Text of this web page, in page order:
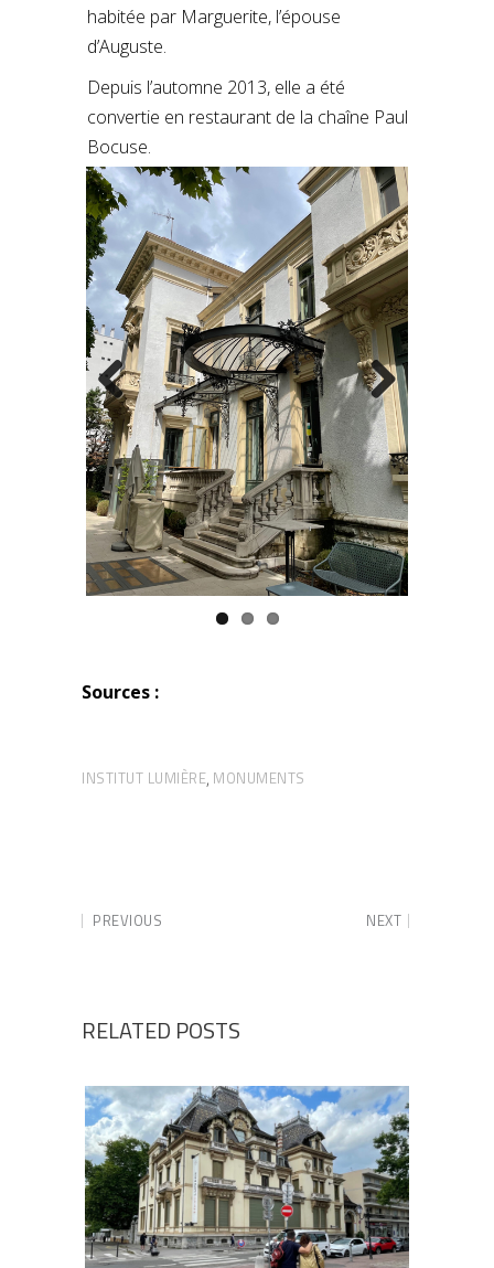
habitée par Marguerite, l’épouse
d’Auguste.
Depuis l’automne 2013, elle a été
convertie en restaurant de la chaîne Paul
Bocuse.
Previous Next
Sources :
INSTITUT LUMIÈRE, MONUMENTS
PREVIOUS NEXT
RELATED POSTS